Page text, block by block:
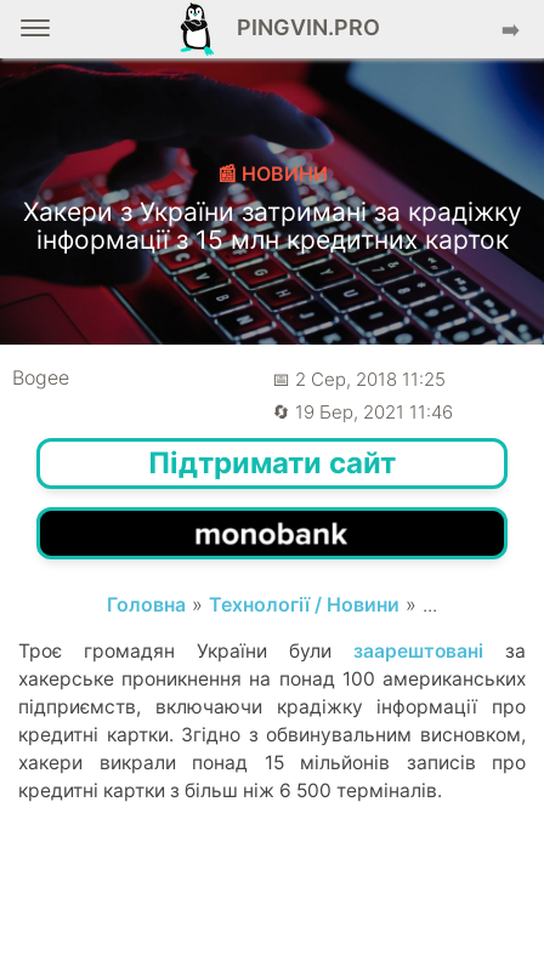
PINGVIN.PRO ➡️
📰 НОВИНИ
Хакери з України затримані за крадіжку
інформації з 15 млн кредитних карток
Bogee
📅 2 Сер, 2018 11:25
🔄 19 Бер, 2021 11:46
Підтримати сайт
Головна » Технології / Новини » ...
Троє громадян України були заарештовані за
хакерське проникнення на понад 100 американських
підприємств, включаючи крадіжку інформації про
кредитні картки. Згідно з обвинувальним висновком,
хакери викрали понад 15 мільйонів записів про
кредитні картки з більш ніж 6 500 терміналів.